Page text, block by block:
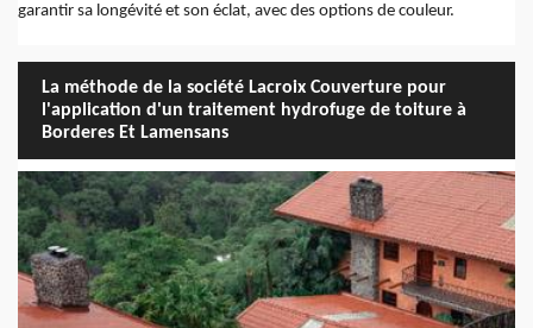
garantir sa longévité et son éclat, avec des options de couleur.
La méthode de la société Lacroix Couverture pour
l'application d'un traitement hydrofuge de toiture à
Borderes Et Lamensans